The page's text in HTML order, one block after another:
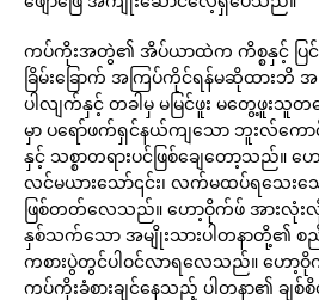
ကပ်ကိုးအတွဲ၏ အိပ်ယာထဲက ကိစ္စနှင့် ပြ
ခြိမ်းခြောက် အကြပ်ကိုင်ရန်မဆိုထားဘိ အ
ပါလျက်နှင့် တခါမှ မမြင်ဖူး မတွေ့ဖူး
မှာ ပရော်ဖက်ရှင်နယ်ကျသော ဘူးလ်က
နှင့် သစ္စာတရားပင်ဖြစ်ချေတော့သည်
လင်မယားသော်၎င်း၊ လက်မထပ်ရသေး
ဖြစ်တတ်လေသည်။ ဟော့ဝိုက်ဖ် အားလုံ
နှစ်သက်သော အမျိုးသားပါတနာတို့၏ စည်
ကစားပွဲတွင်ပါဝင်လာရလေသည်။ ဟေ
ကပ်ကိုးခံစားချင်နေသည့် ပါတနာ၏ ချစ်